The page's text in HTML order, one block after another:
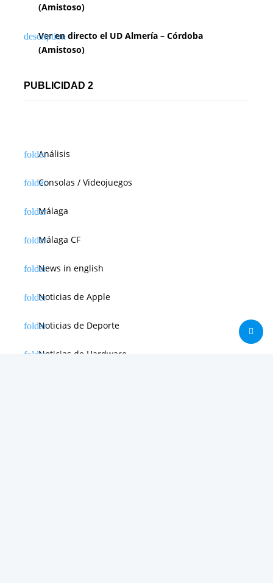
(Amistoso)
Ver en directo el UD Almería – Córdoba
(Amistoso)
PUBLICIDAD 2
Análisis
Consolas / Videojuegos
Málaga
Málaga CF
News in english
Noticias de Apple
Noticias de Deporte
Noticias de Hardware